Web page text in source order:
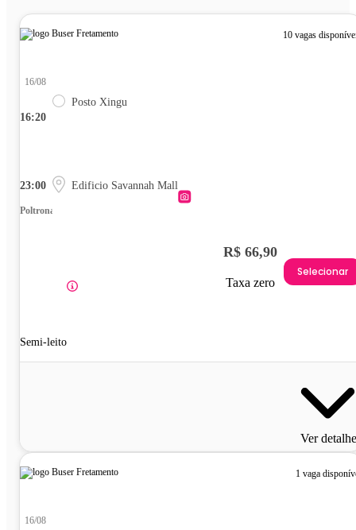
10 vagas
16:20
16/08
Posto Xingu
23:00 Edificio Savannah Mall
Poltrona
Semi-leito
R$ 66,90
Taxa zero
Selecionar
Ver
1 vaga
16/08